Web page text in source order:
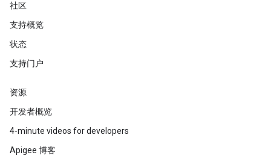
社区
支持概览
状态
支持门户
资源
开发者概览
4-minute videos for developers
Apigee 博客